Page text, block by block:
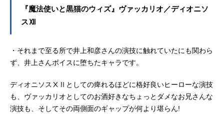
『魔法使いと黒猫のウィズ』ヴァッカリオ／ディオニソ
スⅫ
・それまで至る所で井上和彦さんの演技に触れていたにも関わら
ず、井上さんボイスに堕ちたキャラです。
ディオニソスⅩⅡとしての痺れるほどに格好良いヒーローな演技
も、ヴァッカリオとしてのお酒好きなちょっとダメなお兄さんな
演技も、そしてその両側面のギャップが何より堪らん!